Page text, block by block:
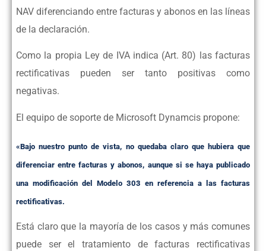
NAV diferenciando entre facturas y abonos en las líneas
de la declaración.
Como la propia Ley de IVA indica (Art. 80) las facturas
rectificativas pueden ser tanto positivas como
negativas.
El equipo de soporte de Microsoft Dynamcis propone:
«Bajo nuestro punto de vista, no quedaba claro que hubiera que
diferenciar entre facturas y abonos, aunque si se haya publicado
una modificación del Modelo 303 en referencia a las facturas
rectificativas.
Está claro que la mayoría de los casos y más comunes
puede ser el tratamiento de facturas rectificativas